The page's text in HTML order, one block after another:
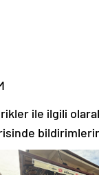
ile ilgili